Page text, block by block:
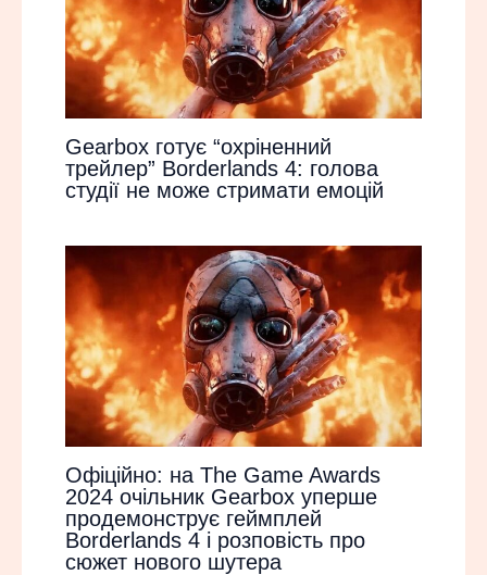
Gearbox готує “охріненний
трейлер” Borderlands 4: голова
студії не може стримати емоцій
Офіційно: на The Game Awards
2024 очільник Gearbox уперше
продемонструє геймплей
Borderlands 4 і розповість про
сюжет нового шутера